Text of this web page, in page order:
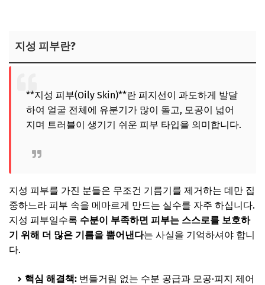
지성 피부란?
**지성 피부(Oily Skin)**란 피지선이 과도하게 발달
하여 얼굴 전체에 유분기가 많이 돌고, 모공이 넓어
지며 트러블이 생기기 쉬운 피부 타입을 의미합니다.
지성 피부를 가진 분들은 무조건 기름기를 제거하는 데만 집
중하느라 피부 속을 메마르게 만드는 실수를 자주 하십니다.
지성 피부일수록 수분이 부족하면 피부는 스스로를 보호하
기 위해 더 많은 기름을 뿜어낸다는 사실을 기억하셔야 합니
다.
핵심 해결책: 번들거림 없는 수분 공급과 모공·피지 제어